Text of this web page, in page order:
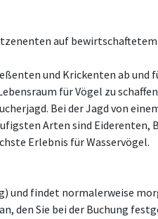
auf
und Krickenten ab und
für Vögel zu
Bei der Jagd von
Arten sind Eiderenten,
Erlebnis für Wasservögel.
und findet normalerweise
den Sie bei der Buchung